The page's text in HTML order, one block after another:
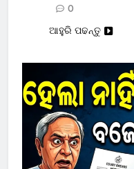
0
ଆହୁରି ପଢନ୍ତୁ